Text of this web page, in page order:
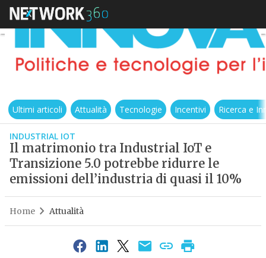
Ultimi articoli Attualità Tecnologie Incentivi Ricerca e
INDUSTRIAL IOT
Il matrimonio tra Industrial IoT e
Transizione 5.0 potrebbe ridurre le
emissioni dell’industria di quasi il 10%
Home Attualità